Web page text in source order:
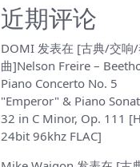
近期评论
DOMI 发表在 [古典/交响
曲]Nelson Freire –
Piano Concerto No. 5
"Emperor" & Piano
32 in C Minor, Op. 111
24bit 96khz FLAC]